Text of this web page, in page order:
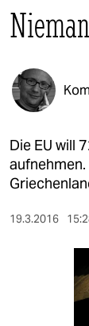
politik
öko
kultur
sport
berlin
wahrheit
Die EU will
19.3.2016